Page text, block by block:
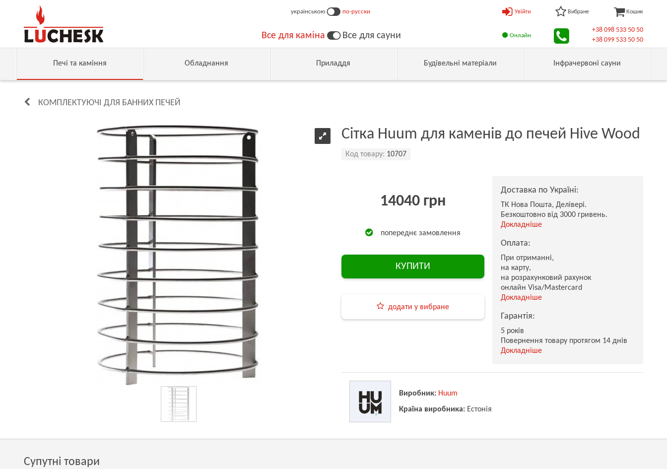
українською по-русски
Все для каміна Все для сауни
Увійти Вибране Кошик
Онлайн
+38 098 533 50 50
+38 099 533 50 50
Печі та каміння Обладнання Приладдя Будівельні матеріали Інфрачервоні сауни
КОМПЛЕКТУЮЧІ ДЛЯ БАННИХ ПЕЧЕЙ
Сітка Huum для каменів до печей Hive Wood
Код товару: 10707
14040 грн
попереднє замовлення
КУПИТИ
додати у вибране
Доставка по Україні:
ТК Нова Пошта, Делівері.
Безкоштовно від 3000 гривень.
Докладніше
Оплата:
При отриманні,
на карту,
на розрахунковий рахунок
онлайн Visa/Mastercard
Докладніше
Гарантія:
5 років
Повернення товару протягом 14 днів
Докладніше
Виробник: Huum
Країна виробника: Естонія
Супутні товари